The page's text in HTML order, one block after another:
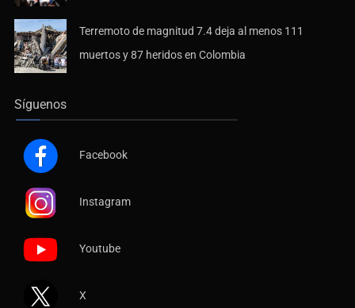
Terremoto de magnitud 7.4 deja al menos 111
muertos y 87 heridos en Colombia
Síguenos
Facebook
Instagram
Youtube
X